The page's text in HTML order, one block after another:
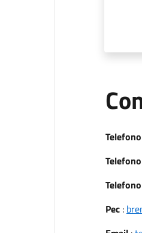
Telefono
Telefono
Telefono
Pec: